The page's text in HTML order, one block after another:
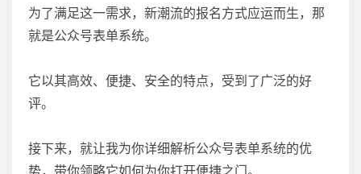
为了满足这一需求，新潮流的报名方式应运而生，那
就是公众号表单系统。
它以其高效、便捷、安全的特点，受到了广泛的好
评。
接下来，就让我为你详细解析公众号表单系统的优